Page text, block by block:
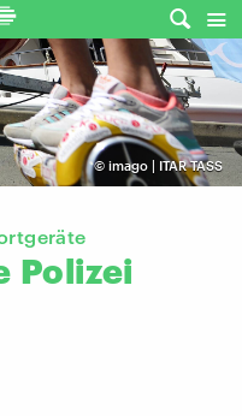
© imago | ITAR TASS
Polizei